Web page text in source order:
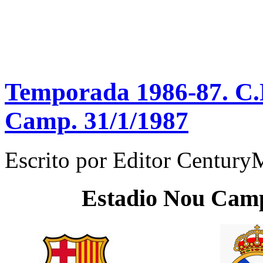
Temporada 1986-87.
Camp. 31/1/1987
Escrito por Editor
Estadio Nou